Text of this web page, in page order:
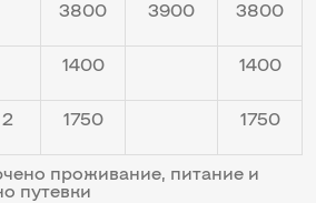
3800 3900 3800
1400 1400
1750 1750
проживание, питание и
путевки